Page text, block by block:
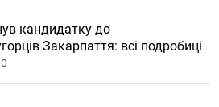
кандидатку до
Закарпаття: всі подробиці